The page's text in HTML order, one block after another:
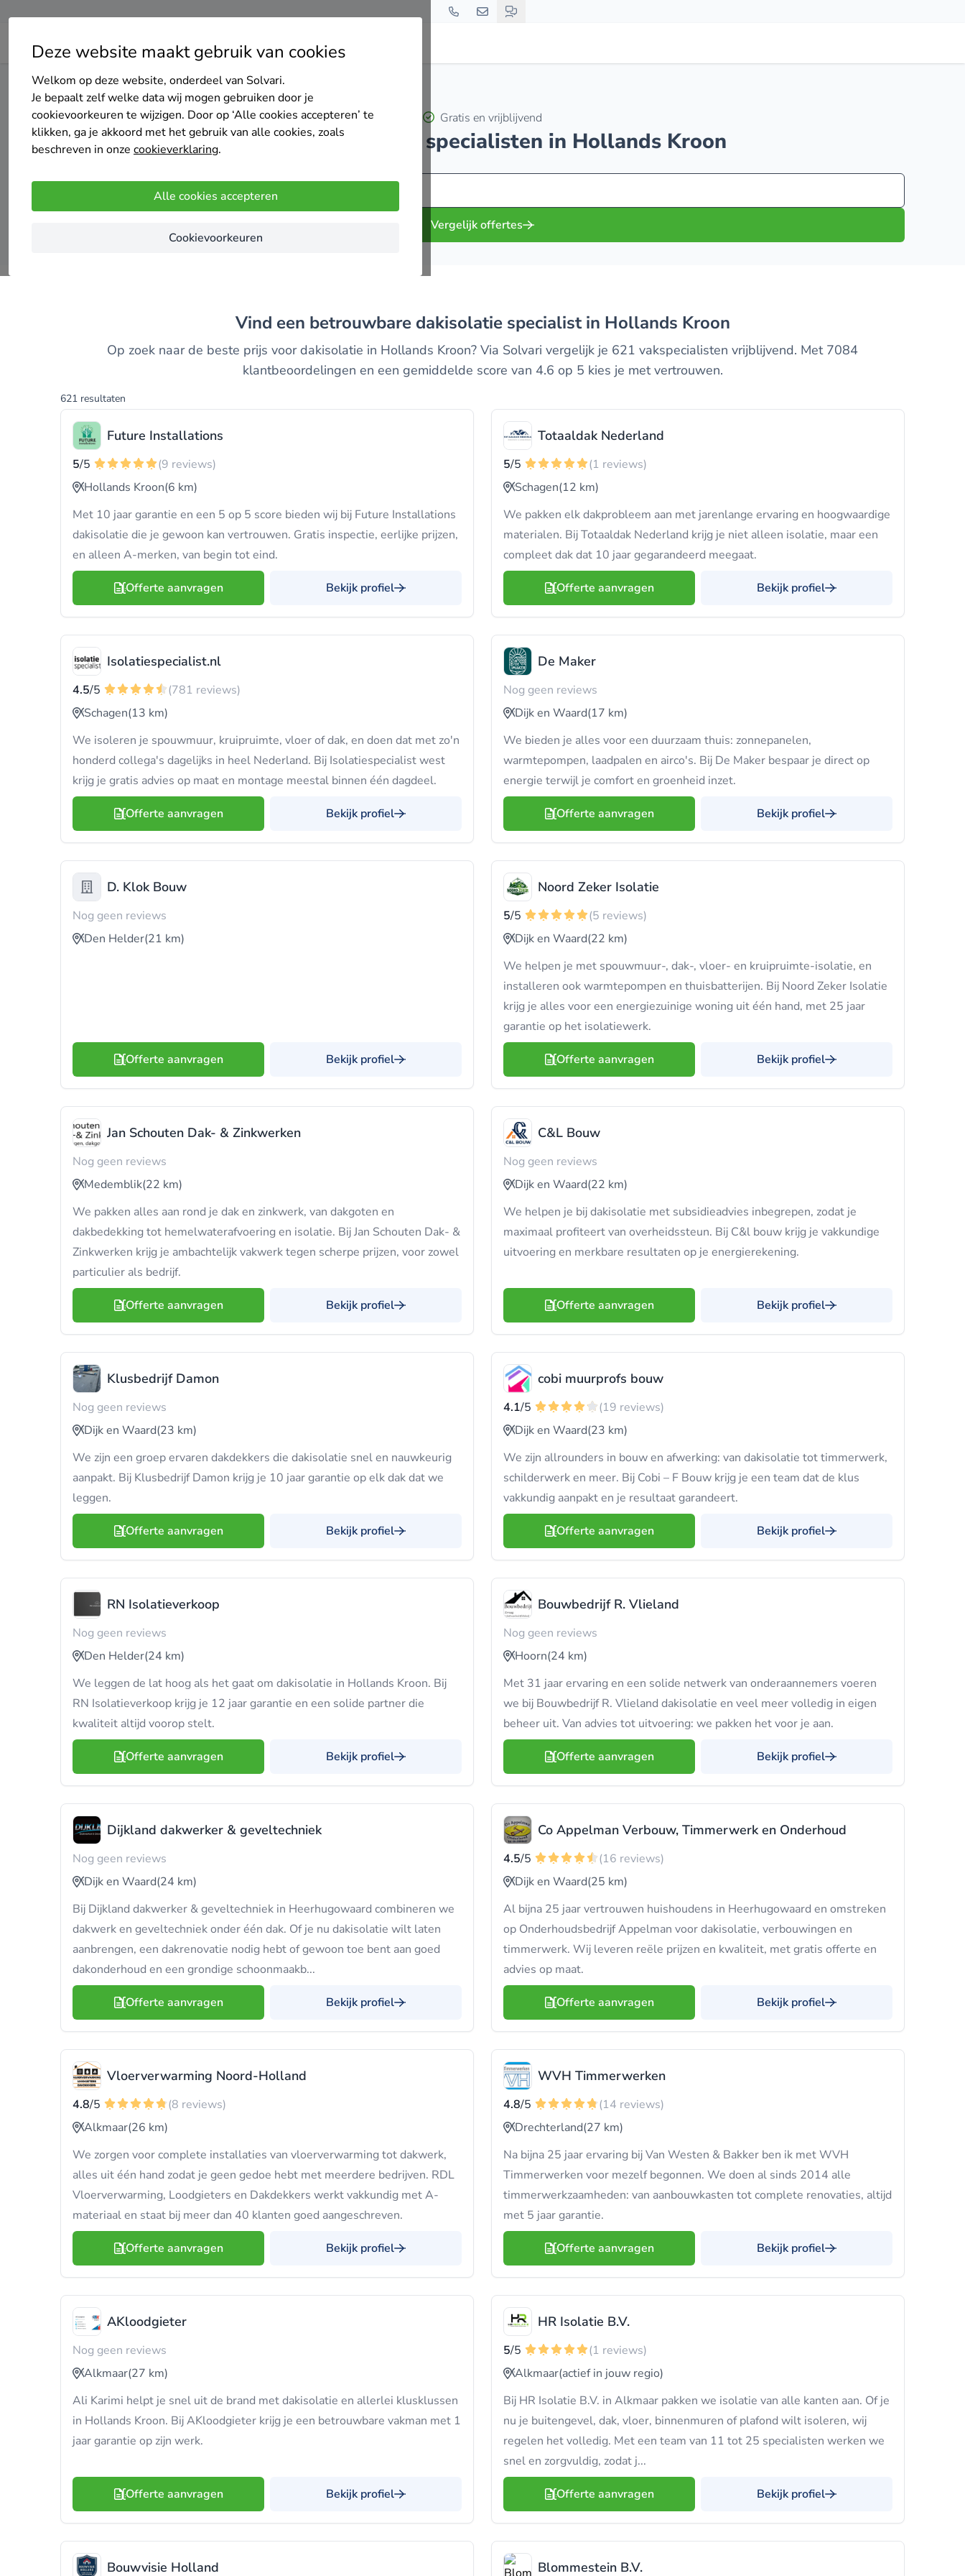
Deze website maakt gebruik van cookies
Welkom op deze website, onderdeel van Solvari.
Je bepaalt zelf welke data wij mogen gebruiken door je
cookievoorkeuren te wijzigen. Door op ‘Alle cookies accepteren’ te
klikken, ga je akkoord met het gebruik van alle cookies, zoals
beschreven in onze cookieverklaring.
Alle cookies accepteren
Cookievoorkeuren
Home Dakisolatie Noord-Holland Hollands Kroon
Gratis en vrijblijvend
Top 20 dakisolatie specialisten in Hollands Kroon
Vergelijk offertes
Vind een betrouwbare dakisolatie specialist in Hollands Kroon
Op zoek naar de beste prijs voor dakisolatie in Hollands Kroon? Via Solvari vergelijk je 621 vakspecialisten vrijblijvend. Met 7084
klantbeoordelingen en een gemiddelde score van 4.6 op 5 kies je met vertrouwen.
621 resultaten
Future Installations
5/5
(9 reviews)
Hollands Kroon(6 km)
Met 10 jaar garantie en een 5 op 5 score bieden wij bij Future Installations
dakisolatie die je gewoon kan vertrouwen. Gratis inspectie, eerlijke prijzen,
en alleen A-merken, van begin tot eind.
Offerte aanvragen Bekijk profiel
Totaaldak Nederland
5/5
(1 reviews)
Schagen(12 km)
We pakken elk dakprobleem aan met jarenlange ervaring en hoogwaardige
materialen. Bij Totaaldak Nederland krijg je niet alleen isolatie, maar een
compleet dak dat 10 jaar gegarandeerd meegaat.
Offerte aanvragen Bekijk profiel
Isolatiespecialist.nl
4.5/5
(781 reviews)
Schagen(13 km)
We isoleren je spouwmuur, kruipruimte, vloer of dak, en doen dat met zo'n
honderd collega's dagelijks in heel Nederland. Bij Isolatiespecialist west
krijg je gratis advies op maat en montage meestal binnen één dagdeel.
Offerte aanvragen Bekijk profiel
De Maker
Nog geen reviews
Dijk en Waard(17 km)
We bieden je alles voor een duurzaam thuis: zonnepanelen,
warmtepompen, laadpalen en airco's. Bij De Maker bespaar je direct op
energie terwijl je comfort en groenheid inzet.
Offerte aanvragen Bekijk profiel
D. Klok Bouw
Nog geen reviews
Den Helder(21 km)
Offerte aanvragen Bekijk profiel
Noord Zeker Isolatie
5/5
(5 reviews)
Dijk en Waard(22 km)
We helpen je met spouwmuur-, dak-, vloer- en kruipruimte-isolatie, en
installeren ook warmtepompen en thuisbatterijen. Bij Noord Zeker Isolatie
krijg je alles voor een energiezuinige woning uit één hand, met 25 jaar
garantie op het isolatiewerk.
Offerte aanvragen Bekijk profiel
Jan Schouten Dak- & Zinkwerken
Nog geen reviews
Medemblik(22 km)
We pakken alles aan rond je dak en zinkwerk, van dakgoten en
dakbedekking tot hemelwaterafvoering en isolatie. Bij Jan Schouten Dak- &
Zinkwerken krijg je ambachtelijk vakwerk tegen scherpe prijzen, voor zowel
particulier als bedrijf.
Offerte aanvragen Bekijk profiel
C&L Bouw
Nog geen reviews
Dijk en Waard(22 km)
We helpen je bij dakisolatie met subsidieadvies inbegrepen, zodat je
maximaal profiteert van overheidssteun. Bij C&l bouw krijg je vakkundige
uitvoering en merkbare resultaten op je energierekening.
Offerte aanvragen Bekijk profiel
Klusbedrijf Damon
Nog geen reviews
Dijk en Waard(23 km)
We zijn een groep ervaren dakdekkers die dakisolatie snel en nauwkeurig
aanpakt. Bij Klusbedrijf Damon krijg je 10 jaar garantie op elk dak dat we
leggen.
Offerte aanvragen Bekijk profiel
cobi muurprofs bouw
4.1/5
(19 reviews)
Dijk en Waard(23 km)
We zijn allrounders in bouw en afwerking: van dakisolatie tot timmerwerk,
schilderwerk en meer. Bij Cobi – F Bouw krijg je een team dat de klus
vakkundig aanpakt en je resultaat garandeert.
Offerte aanvragen Bekijk profiel
RN Isolatieverkoop
Nog geen reviews
Den Helder(24 km)
We leggen de lat hoog als het gaat om dakisolatie in Hollands Kroon. Bij
RN Isolatieverkoop krijg je 12 jaar garantie en een solide partner die
kwaliteit altijd voorop stelt.
Offerte aanvragen Bekijk profiel
Bouwbedrijf R. Vlieland
Nog geen reviews
Hoorn(24 km)
Met 31 jaar ervaring en een solide netwerk van onderaannemers voeren
we bij Bouwbedrijf R. Vlieland dakisolatie en veel meer volledig in eigen
beheer uit. Van advies tot uitvoering: we pakken het voor je aan.
Offerte aanvragen Bekijk profiel
Dijkland dakwerker & geveltechniek
Nog geen reviews
Dijk en Waard(24 km)
Bij Dijkland dakwerker & geveltechniek in Heerhugowaard combineren we
dakwerk en geveltechniek onder één dak. Of je nu dakisolatie wilt laten
aanbrengen, een dakrenovatie nodig hebt of gewoon toe bent aan goed
dakonderhoud en een grondige schoonmaakb...
Offerte aanvragen Bekijk profiel
Co Appelman Verbouw, Timmerwerk en Onderhoud
4.5/5
(16 reviews)
Dijk en Waard(25 km)
Al bijna 25 jaar vertrouwen huishoudens in Heerhugowaard en omstreken
op Onderhoudsbedrijf Appelman voor dakisolatie, verbouwingen en
timmerwerk. Wij leveren reële prijzen en kwaliteit, met gratis offerte en
advies op maat.
Offerte aanvragen Bekijk profiel
Vloerverwarming Noord-Holland
4.8/5
(8 reviews)
Alkmaar(26 km)
We zorgen voor complete installaties van vloerverwarming tot dakwerk,
alles uit één hand zodat je geen gedoe hebt met meerdere bedrijven. RDL
Vloerverwarming, Loodgieters en Dakdekkers werkt vakkundig met A-
materiaal en staat bij meer dan 40 klanten goed aangeschreven.
Offerte aanvragen Bekijk profiel
WVH Timmerwerken
4.8/5
(14 reviews)
Drechterland(27 km)
Na bijna 25 jaar ervaring bij Van Westen & Bakker ben ik met WVH
Timmerwerken voor mezelf begonnen. We doen al sinds 2014 alle
timmerwerkzaamheden: van aanbouwkasten tot complete renovaties, altijd
met 5 jaar garantie.
Offerte aanvragen Bekijk profiel
AKloodgieter
Nog geen reviews
Alkmaar(27 km)
Ali Karimi helpt je snel uit de brand met dakisolatie en allerlei klusklussen
in Hollands Kroon. Bij AKloodgieter krijg je een betrouwbare vakman met 1
jaar garantie op zijn werk.
Offerte aanvragen Bekijk profiel
HR Isolatie B.V.
5/5
(1 reviews)
Alkmaar(actief in jouw regio)
Bij HR Isolatie B.V. in Alkmaar pakken we isolatie van alle kanten aan. Of je
nu je buitengevel, dak, vloer, binnenmuren of plafond wilt isoleren, wij
regelen het volledig. Met een team van 11 tot 25 specialisten werken we
snel en zorgvuldig, zodat j...
Offerte aanvragen Bekijk profiel
Bouwvisie Holland Blommestein B.V.